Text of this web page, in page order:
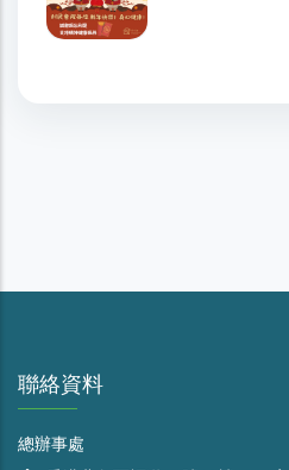
聯絡資料
總辦事處